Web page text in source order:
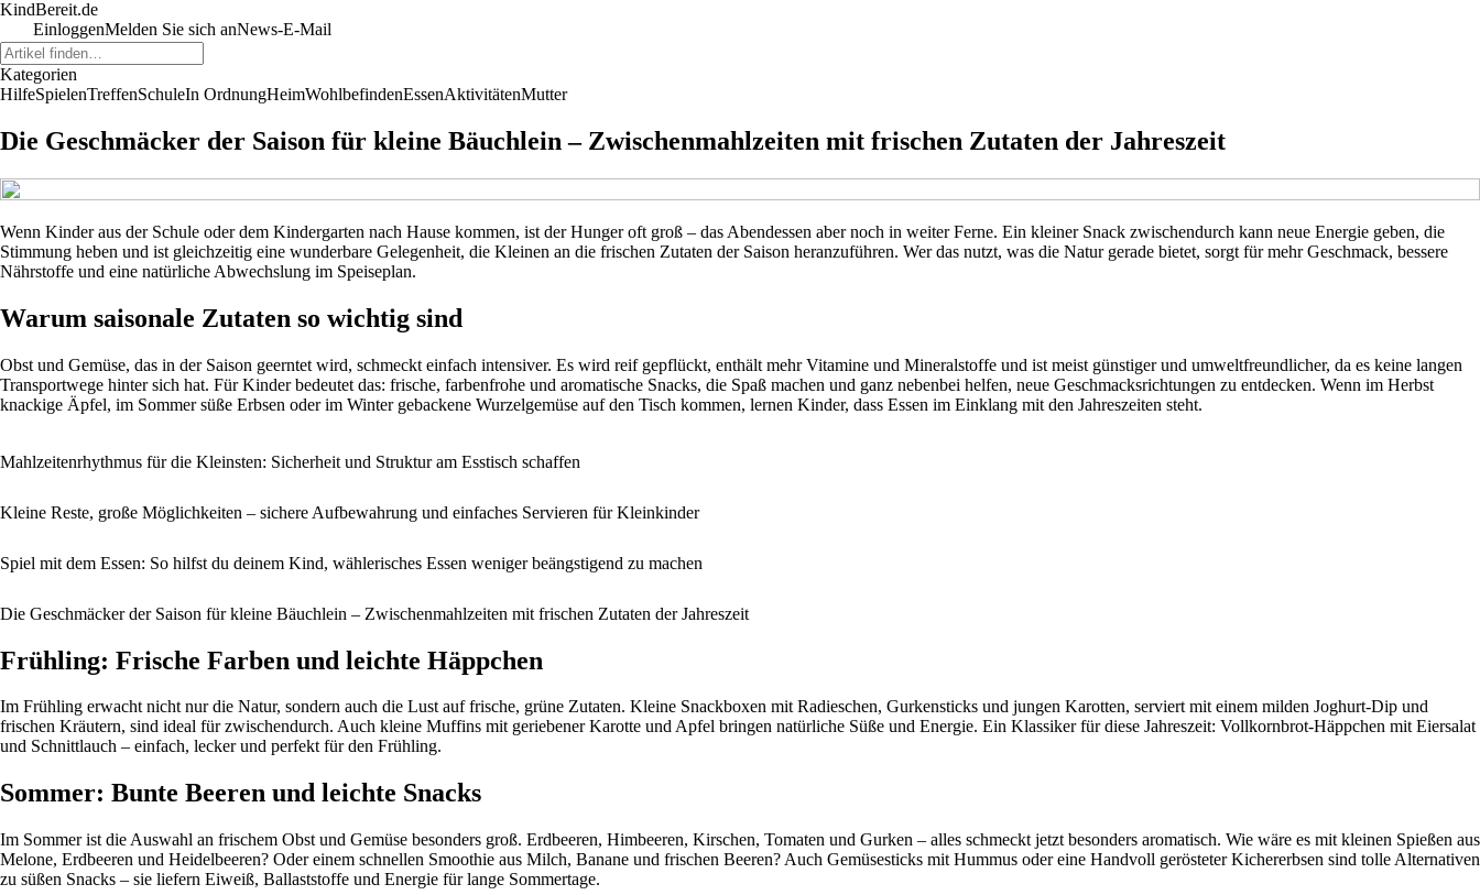
KindBereit.de
EinloggenMelden Sie sich anNews-E-Mail
Kategorien
HilfeSpielenTreffenSchuleIn OrdnungHeimWohlbefindenEssenAktivitätenMutter
Die Geschmäcker der Saison für kleine Bäuchlein – Zwischenmahlzeiten mit frischen Zutaten der Jahreszeit
Wenn Kinder aus der Schule oder dem Kindergarten nach Hause kommen, ist der Hunger oft groß – das Abendessen aber noch in weiter Ferne. Ein kleiner Snack zwischendurch kann neue Energie geben, die
Stimmung heben und ist gleichzeitig eine wunderbare Gelegenheit, die Kleinen an die frischen Zutaten der Saison heranzuführen. Wer das nutzt, was die Natur gerade bietet, sorgt für mehr Geschmack, bessere
Nährstoffe und eine natürliche Abwechslung im Speiseplan.
Warum saisonale Zutaten so wichtig sind
Obst und Gemüse, das in der Saison geerntet wird, schmeckt einfach intensiver. Es wird reif gepflückt, enthält mehr Vitamine und Mineralstoffe und ist meist günstiger und umweltfreundlicher, da es keine langen
Transportwege hinter sich hat. Für Kinder bedeutet das: frische, farbenfrohe und aromatische Snacks, die Spaß machen und ganz nebenbei helfen, neue Geschmacksrichtungen zu entdecken. Wenn im Herbst
knackige Äpfel, im Sommer süße Erbsen oder im Winter gebackene Wurzelgemüse auf den Tisch kommen, lernen Kinder, dass Essen im Einklang mit den Jahreszeiten steht.
Mahlzeitenrhythmus für die Kleinsten: Sicherheit und Struktur am Esstisch schaffen
Kleine Reste, große Möglichkeiten – sichere Aufbewahrung und einfaches Servieren für Kleinkinder
Spiel mit dem Essen: So hilfst du deinem Kind, wählerisches Essen weniger beängstigend zu machen
Die Geschmäcker der Saison für kleine Bäuchlein – Zwischenmahlzeiten mit frischen Zutaten der Jahreszeit
Frühling: Frische Farben und leichte Häppchen
Im Frühling erwacht nicht nur die Natur, sondern auch die Lust auf frische, grüne Zutaten. Kleine Snackboxen mit Radieschen, Gurkensticks und jungen Karotten, serviert mit einem milden Joghurt-Dip und
frischen Kräutern, sind ideal für zwischendurch. Auch kleine Muffins mit geriebener Karotte und Apfel bringen natürliche Süße und Energie. Ein Klassiker für diese Jahreszeit: Vollkornbrot-Häppchen mit Eiersalat
und Schnittlauch – einfach, lecker und perfekt für den Frühling.
Sommer: Bunte Beeren und leichte Snacks
Im Sommer ist die Auswahl an frischem Obst und Gemüse besonders groß. Erdbeeren, Himbeeren, Kirschen, Tomaten und Gurken – alles schmeckt jetzt besonders aromatisch. Wie wäre es mit kleinen Spießen aus
Melone, Erdbeeren und Heidelbeeren? Oder einem schnellen Smoothie aus Milch, Banane und frischen Beeren? Auch Gemüsesticks mit Hummus oder eine Handvoll gerösteter Kichererbsen sind tolle Alternativen
zu süßen Snacks – sie liefern Eiweiß, Ballaststoffe und Energie für lange Sommertage.